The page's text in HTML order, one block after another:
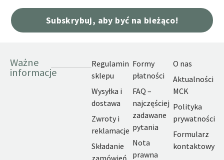
Subskrybuj, aby być na bieżąco!
Ważne
informacje
Regulamin
sklepu
Wysyłka i
dostawa
Zwroty i
reklamacje
Składanie
Formy
płatności
FAQ –
najczęściej
zadawane
pytania
Nota
prawna
O nas
Aktualności
MCK
Polityka
prywatności
Formularz
kontaktowy